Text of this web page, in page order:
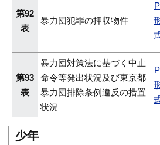
第92
表
暴力団犯罪の押収物件
第93
表
暴力団対策法に基づく中止
命令等発出状況及び東京都
暴力団排除条例違反の措置
状況
少年